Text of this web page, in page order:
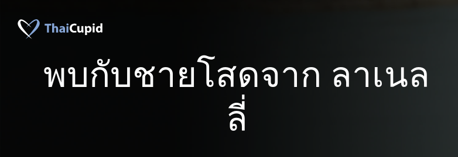
พบกับชายโสดจาก ลาเนล
ลี่